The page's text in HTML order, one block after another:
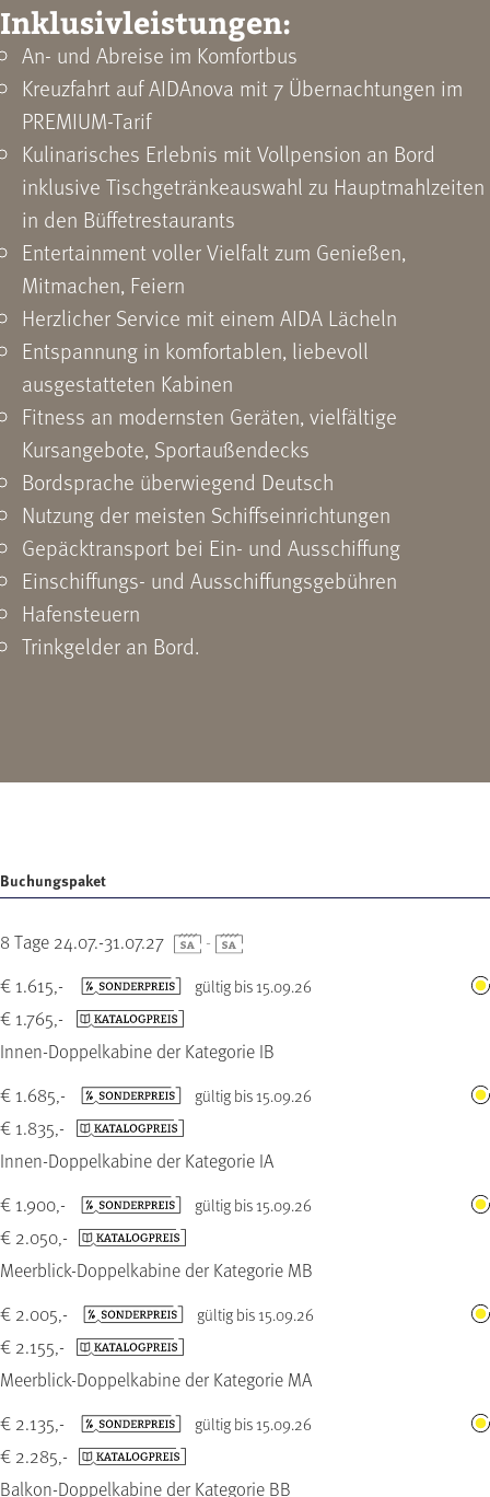
Inklusivleistungen:
An- und Abreise im Komfortbus
Kreuzfahrt auf AIDAnova mit 7 Übernachtungen im
PREMIUM-Tarif
Kulinarisches Erlebnis mit Vollpension an Bord
inklusive Tischgetränkeauswahl zu Hauptmahlzeiten
in den Büffetrestaurants
Entertainment voller Vielfalt zum Genießen,
Mitmachen, Feiern
Herzlicher Service mit einem AIDA Lächeln
Entspannung in komfortablen, liebevoll
ausgestatteten Kabinen
Fitness an modernsten Geräten, vielfältige
Kursangebote, Sportaußendecks
Bordsprache überwiegend Deutsch
Nutzung der meisten Schiffseinrichtungen
Gepäcktransport bei Ein- und Ausschiffung
Einschiffungs- und Ausschiffungsgebühren
Hafensteuern
Trinkgelder an Bord.
Buchungspaket
8 Tage 24.07.-31.07.27 -
Innen-Doppelkabine der Kategorie IB
€ 1.615,- gültig bis 15.09.26
€ 1.765,-
Innen-Doppelkabine der Kategorie IA
€ 1.685,- gültig bis 15.09.26
€ 1.835,-
Meerblick-Doppelkabine der Kategorie MB
€ 1.900,- gültig bis 15.09.26
€ 2.050,-
Meerblick-Doppelkabine der Kategorie MA
€ 2.005,- gültig bis 15.09.26
€ 2.155,-
Balkon-Doppelkabine der Kategorie BB
€ 2.135,- gültig bis 15.09.26
€ 2.285,-